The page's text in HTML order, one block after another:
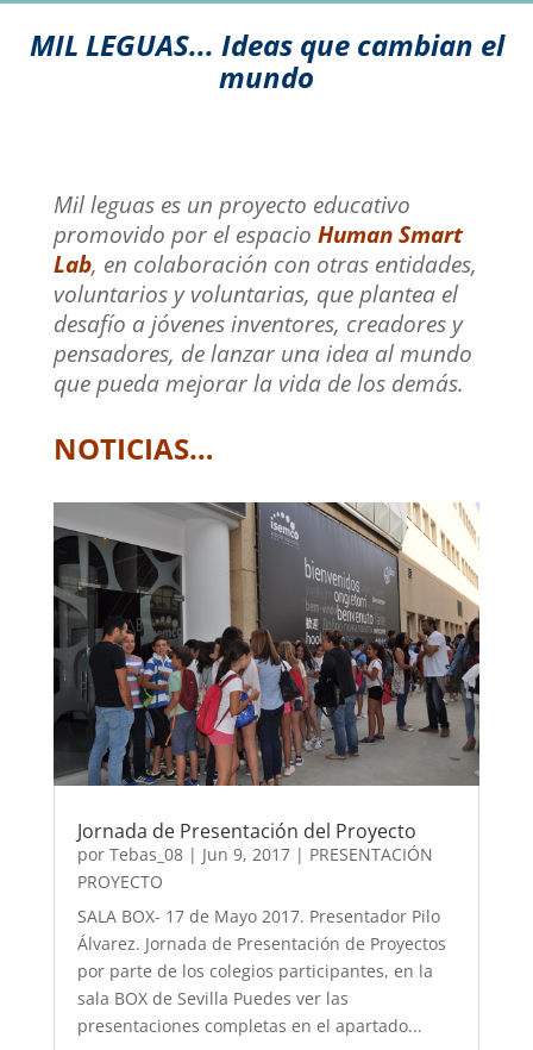
MIL LEGUAS... Ideas que cambian el
mundo
Mil leguas es un proyecto educativo
promovido por el espacio Human Smart
Lab, en colaboración con otras entidades,
voluntarios y voluntarias, que plantea el
desafío a jóvenes inventores, creadores y
pensadores, de lanzar una idea al mundo
que pueda mejorar la vida de los demás.
NOTICIAS…
Jornada de Presentación del Proyecto
por Tebas_08| Jun 9, 2017| PRESENTACIÓN
PROYECTO
SALA BOX- 17 de Mayo 2017. Presentador Pilo
Álvarez. Jornada de Presentación de Proyectos
por parte de los colegios participantes, en la
sala BOX de Sevilla Puedes ver las
presentaciones completas en el apartado...